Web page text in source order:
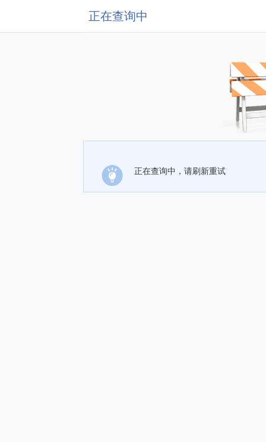
正在查询中
正在查询中，请刷新重试